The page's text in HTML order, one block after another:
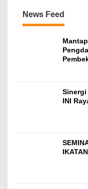
News Feed
Sinergi
INI